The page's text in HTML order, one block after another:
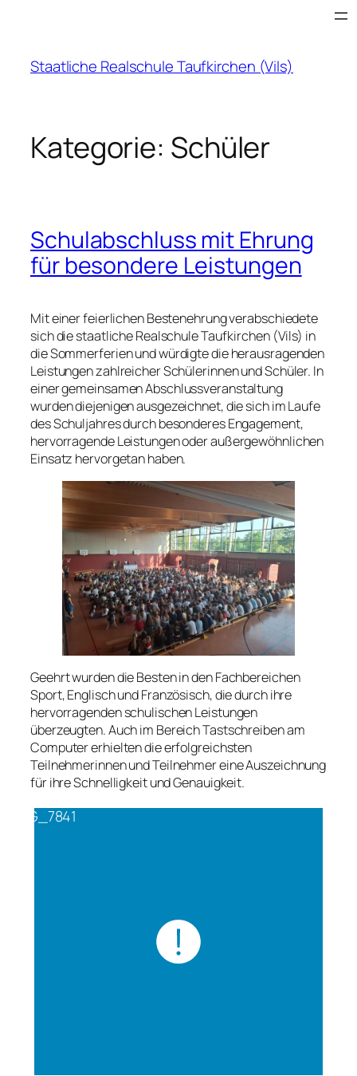
Staatliche Realschule Taufkirchen (Vils)
Kategorie: Schüler
Schulabschluss mit Ehrung
für besondere Leistungen
Mit einer feierlichen Bestenehrung verabschiedete
sich die staatliche Realschule Taufkirchen (Vils) in
die Sommerferien und würdigte die herausragenden
Leistungen zahlreicher Schülerinnen und Schüler. In
einer gemeinsamen Abschlussveranstaltung
wurden diejenigen ausgezeichnet, die sich im Laufe
des Schuljahres durch besonderes Engagement,
hervorragende Leistungen oder außergewöhnlichen
Einsatz hervorgetan haben.
Geehrt wurden die Besten in den Fachbereichen
Sport, Englisch und Französisch, die durch ihre
hervorragenden schulischen Leistungen
überzeugten. Auch im Bereich Tastschreiben am
Computer erhielten die erfolgreichsten
Teilnehmerinnen und Teilnehmer eine Auszeichnung
für ihre Schnelligkeit und Genauigkeit.